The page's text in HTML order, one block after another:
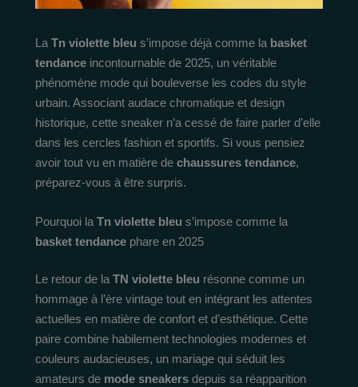
La Tn violette bleu s’impose déjà comme la basket
tendance incontournable de 2025, un véritable
phénomène mode qui bouleverse les codes du style
urbain. Associant audace chromatique et design
historique, cette sneaker n’a cessé de faire parler d’elle
dans les cercles fashion et sportifs. Si vous pensiez
avoir tout vu en matière de chaussures tendance,
préparez-vous à être surpris.
Pourquoi la Tn violette bleu s’impose comme la
basket tendance phare en 2025
Le retour de laTN violette bleu résonne comme un
hommage à l’ère vintage tout en intégrant les attentes
actuelles en matière de confort et d’esthétique. Cette
paire combine habilement technologies modernes et
couleurs audacieuses, un mariage qui séduit les
amateurs de mode sneakers depuis sa réapparition